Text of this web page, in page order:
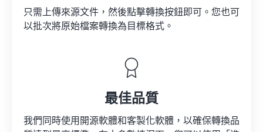
只需上傳來源文件，然後點擊轉換按鈕即可。您也可
以批次將原始檔案轉換為目標格式。
最佳品質
我們同時使用開源軟體和客製化軟體，以確保轉換品